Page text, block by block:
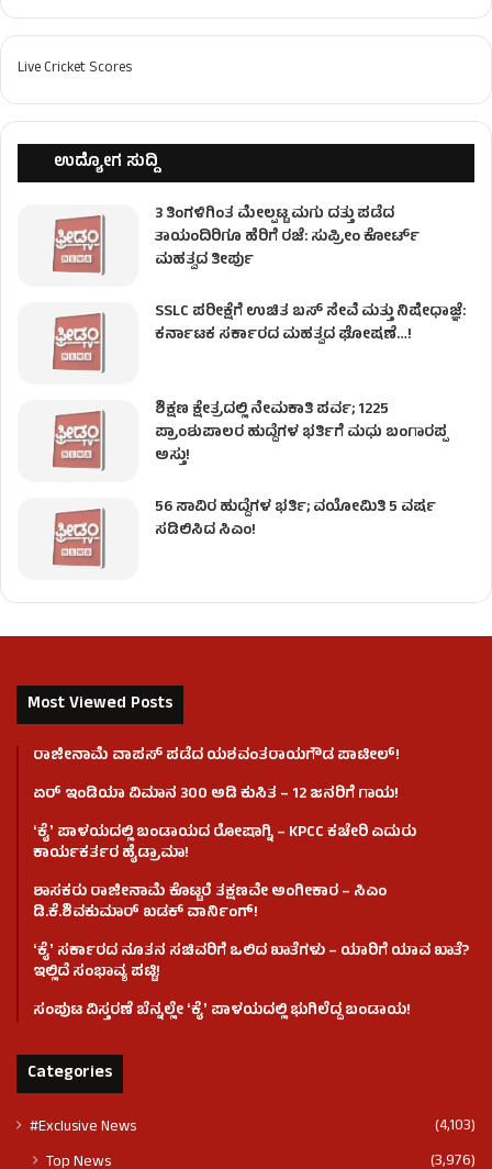
Live Cricket Scores
ಉದ್ಯೋಗ ಸುದ್ದಿ
3 ತಿಂಗಳಿಗಿಂತ ಮೇಲ್ಪಟ್ಟ ಮಗು ದತ್ತು ಪಡೆದ
ತಾಯಂದಿರಿಗೂ ಹೆರಿಗೆ ರಜೆ: ಸುಪ್ರೀಂ ಕೋರ್ಟ್
ಮಹತ್ವದ ತೀರ್ಪು
SSLC ಪರೀಕ್ಷೆಗೆ ಉಚಿತ ಬಸ್ ಸೇವೆ ಮತ್ತು ನಿಷೇಧಾಜ್ಞೆ:
ಕರ್ನಾಟಕ ಸರ್ಕಾರದ ಮಹತ್ವದ ಘೋಷಣೆ…!
ಶಿಕ್ಷಣ ಕ್ಷೇತ್ರದಲ್ಲಿ ನೇಮಕಾತಿ ಪರ್ವ; 1225
ಪ್ರಾಂಶುಪಾಲರ ಹುದ್ದೆಗಳ ಭರ್ತಿಗೆ ಮಧು ಬಂಗಾರಪ್ಪ
ಅಸ್ತು!
56 ಸಾವಿರ ಹುದ್ದೆಗಳ ಭರ್ತಿ; ವಯೋಮಿತಿ 5 ವರ್ಷ
ಸಡಿಲಿಸಿದ ಸಿಎಂ!
Most Viewed Posts
ರಾಜೀನಾಮೆ ವಾಪಸ್ ಪಡೆದ ಯಶವಂತರಾಯಗೌಡ ಪಾಟೀಲ್‌!
ಏರ್ ಇಂಡಿಯಾ ವಿಮಾನ 300 ಅಡಿ ಕುಸಿತ – 12 ಜನರಿಗೆ ಗಾಯ!
ʻಕೈʼ​ ಪಾಳಯದಲ್ಲಿ ಬಂಡಾಯದ ರೋಷಾಗ್ನಿ – KPCC ಕಚೇರಿ ಎದುರು
ಕಾರ್ಯಕರ್ತರ ಹೈಡ್ರಾಮಾ!
ಶಾಸಕರು ರಾಜೀನಾಮೆ ಕೊಟ್ಟರೆ ತಕ್ಷಣವೇ ಅಂಗೀಕಾರ – ಸಿಎಂ
ಡಿ.ಕೆ.ಶಿವಕುಮಾರ್ ಖಡಕ್ ವಾರ್ನಿಂಗ್!
ʻಕೈʼ ಸರ್ಕಾರದ ನೂತನ ಸಚಿವರಿಗೆ ಒಲಿದ ಖಾತೆಗಳು – ಯಾರಿಗೆ ಯಾವ ಖಾತೆ?
ಇಲ್ಲಿದೆ ಸಂಭಾವ್ಯ ಪಟ್ಟಿ!
ಸಂಪುಟ ವಿಸ್ತರಣೆ ಬೆನ್ನಲ್ಲೇ ʻಕೈʼ ಪಾಳಯದಲ್ಲಿ ಭುಗಿಲೆದ್ದ ಬಂಡಾಯ!
Categories
#Exclusive News (4,103)
Top News (3,976)